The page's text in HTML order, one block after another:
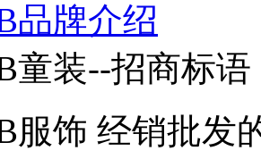
品牌介绍
童装--招商标语
服饰 经销批发